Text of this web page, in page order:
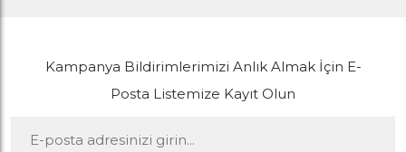
Kampanya Bildirimlerimizi Anlık Almak İçin E-
Posta Listemize Kayıt Olun